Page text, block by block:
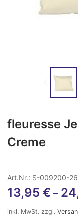
fleuresse
Creme
Art.Nr.: S-009200-
13,95 € –
inkl. MwSt. zzgl.